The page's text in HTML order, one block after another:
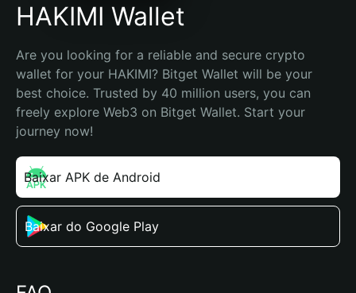
HAKIMI Wallet
Are you looking for a reliable and secure crypto
wallet for your HAKIMI? Bitget Wallet will be your
best choice. Trusted by 40 million users, you can
freely explore Web3 on Bitget Wallet. Start your
journey now!
Baixar APK de Android
Baixar do Google Play